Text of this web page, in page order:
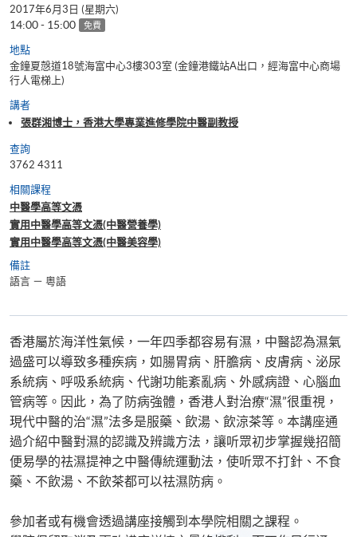
2017年6月3日 (星期六)
14:00 - 15:00 免費
地點
金鐘夏慤道18號海富中心3樓303室 (金鐘港鐵站A出口，經海富中心商場
行人電梯上)
講者
張群湘博士，香港大學專業進修學院中醫副教授
查詢
3762 4311
相關課程
中醫學高等文憑
實用中醫學高等文憑(中醫營養學)
實用中醫學高等文憑(中醫美容學)
備註
語言 － 粵語
香港屬於海洋性氣候，一年四季都容易有濕，中醫認為濕氣
過盛可以導致多種疾病，如腸胃病、肝膽病、皮膚病、泌尿
系統病、呼吸系統病、代謝功能紊亂病、外感病證、心腦血
管病等。因此，為了防病強體，香港人對治療“濕”很重視，
現代中醫的治“濕”法多是服藥、飲湯、飲涼茶等。本講座通
過介紹中醫對濕的認識及辨識方法，讓听眾初步掌握幾招簡
便易學的祛濕提神之中醫傳統運動法，使听眾不打針、不食
藥、不飲湯、不飲茶都可以祛濕防病。
參加者或有機會透過講座接觸到本學院相關之課程。